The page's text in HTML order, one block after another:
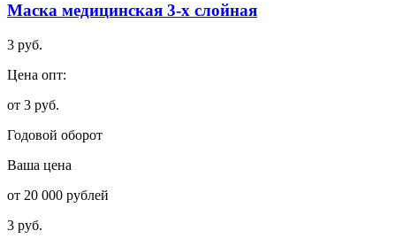
Маска медицинская 3-х слойная
3 руб.
Цена опт:
от 3 руб.
Годовой оборот
Ваша цена
от 20 000 рублей
3 руб.